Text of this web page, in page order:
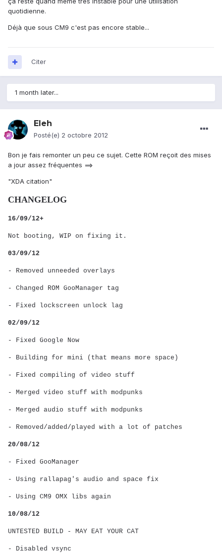
quotidienne.
Déjà que sous CM9 c'est pas encore stable...
Citer
1 month later...
Eleh
Posté(e) 2 octobre 2012
Bon je fais remonter un peu ce sujet. Cette ROM reçoit des mises
a jour assez fréquentes ==>
"XDA citation"
CHANGELOG
16/09/12+
Not booting, WIP on fixing it.
03/09/12
- Removed unneeded overlays
- Changed ROM GooManager tag
- Fixed lockscreen unlock lag
02/09/12
- Fixed Google Now
- Building for mini (that means more space)
- Fixed compiling of video stuff
- Merged video stuff with modpunks
- Merged audio stuff with modpunks
- Removed/added/played with a lot of patches
20/08/12
- Fixed GooManager
- Using rallapag's audio and space fix
- Using CM9 OMX libs again
10/08/12
UNTESTED BUILD - MAY EAT YOUR CAT
- Disabled vsync